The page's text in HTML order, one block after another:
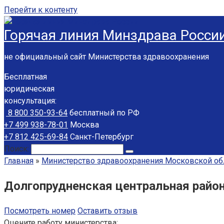
Перейти к контенту
Горячая линия Минздрава
не официальный сайт Министерства здравоохранения
Бесплатная
юридическая
консультация:
8 800 350-93-64 бесплатный по РФ
+7 499 938-78-01 Москва
+7 812 425-69-84 Санкт-Петербург
Поиск:
Главная » Министерство здравоохранения Московской
Долгопрудненская центральная
Посмотреть номер Оставить отзыв